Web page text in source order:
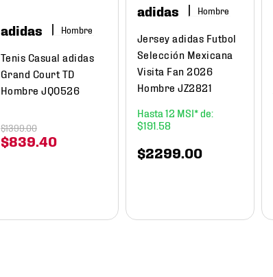
adidas Hombre
Tenis Casual adidas
Grand Court TD
Hombre JQ0526
$839 40
$1399.00
adidas Hombre
Jersey adidas Futbol
Selección Mexicana
Visita Fan 2026
Hombre JZ2821
12
$191 58
$2299 00